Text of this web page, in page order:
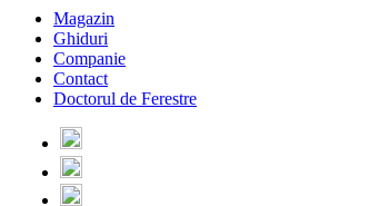
Magazin
Ghiduri
Companie
Contact
Doctorul de Ferestre